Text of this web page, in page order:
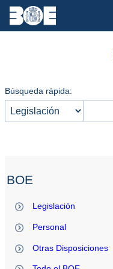
Búsqueda rápida:
BOE
Legislación
Personal
Otras Disposiciones